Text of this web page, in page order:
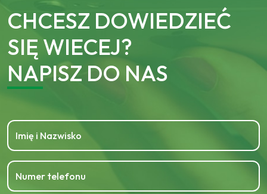
CHCESZ DOWIEDZIEĆ
SIĘ WIECEJ?
NAPISZ DO NAS